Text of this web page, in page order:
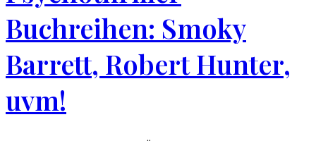
Buchreihen: Smoky
Barrett, Robert Hunter,
uvm!